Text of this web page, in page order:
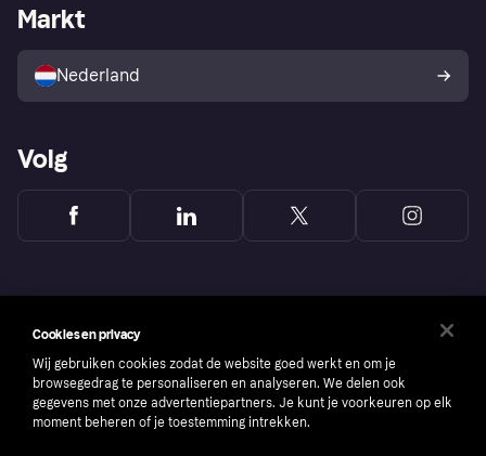
Winkeloverzicht
Kopersbescherming voor
consumenten
Zakelijke login
Markt
Nederland
Volg
Cookies en privacy
Wij gebruiken cookies zodat de website goed werkt en om je
browsegedrag te personaliseren en analyseren. We delen ook
gegevens met onze advertentiepartners. Je kunt je voorkeuren op elk
moment beheren of je toestemming intrekken.